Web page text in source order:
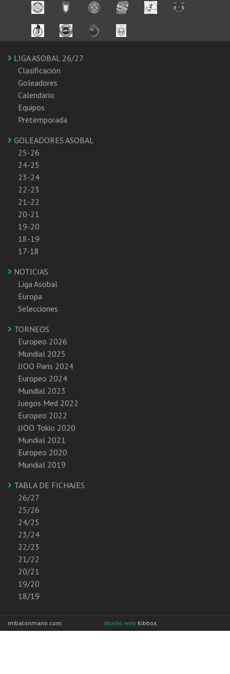
LIGA ASOBAL 26/27
Clasificación
Goleadores
Calendario
Equipos
Pretemporada
GOLEADORES ASOBAL
25-26
24-25
23-24
22-23
21-22
20-21
19-20
18-19
17-18
NOTICIAS
Liga Asobal
Europa
Selecciones
TORNEOS
Europeo 2026
Mundial 2025
JJOO Paris 2024
Europeo 2024
Mundial 2023
Juegos Med 2022
Europeo 2022
JJOO Tokio 2020
Mundial 2021
Europeo 2020
Mundial 2019
TABLA DE FICHAJES
26/27
25/26
24/25
23/24
22/23
21/22
20/21
19/20
18/19
mibalonmano.com diseño web Kibbox